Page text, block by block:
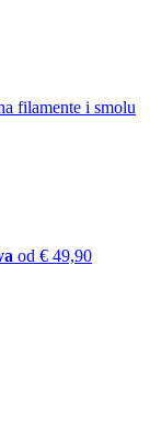
filamente i smolu
od € 49,90